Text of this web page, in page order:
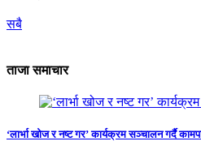
सबै
ताजा समाचार
‘लार्भा खोज र नष्ट गर’ कार्यक्रम सञ्चालन गर्दै